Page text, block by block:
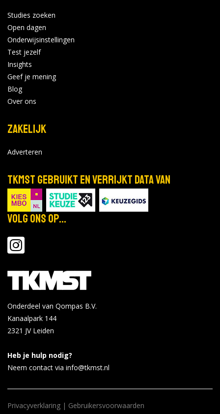
Studies zoeken
Open dagen
Onderwijsinstellingen
Test jezelf
Insights
Geef je mening
Blog
Over ons
Zakelijk
Adverteren
TKMST gebruikt en verrijkt data van
Volg ons op...
Onderdeel van Qompas B.V.
Kanaalpark 144
2321 JV Leiden
Heb je hulp nodig?
Neem contact via info@tkmst.nl
Privacyverklaring | Gebruikersvoorwaarden